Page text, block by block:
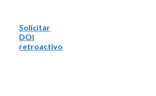
Solicitar
DOI
retroactivo